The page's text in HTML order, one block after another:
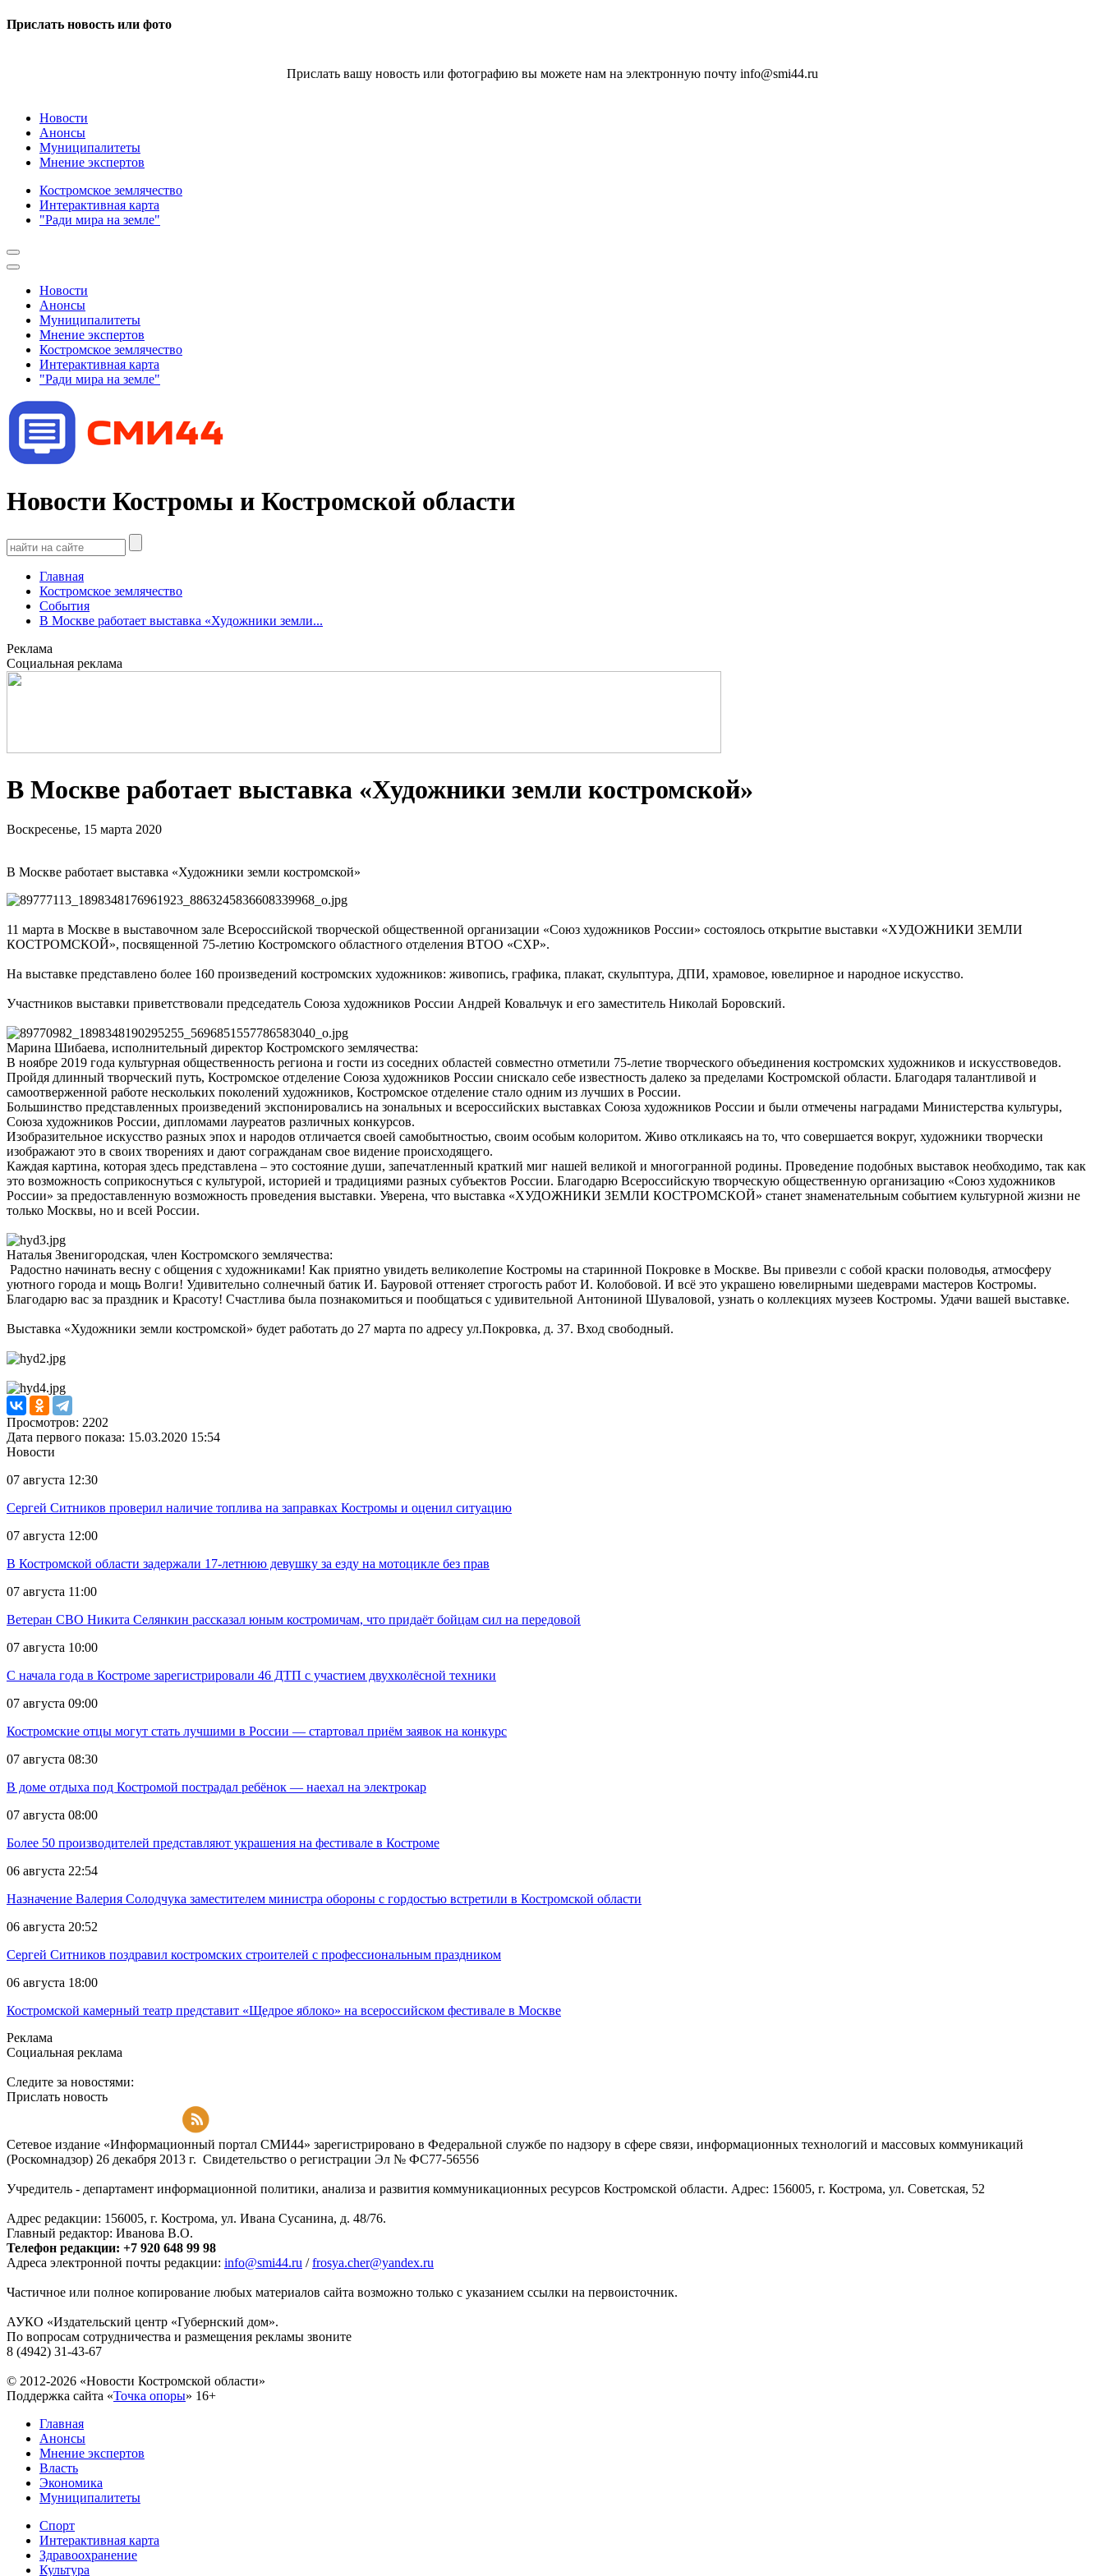
Прислать новость или фото
Прислать вашу новость или фотографию вы можете нам на электронную почту info@smi44.ru
Новости
Анонсы
Муниципалитеты
Мнение экспертов
Костромское землячество
Интерактивная карта
"Ради мира на земле"
Новости
Анонсы
Муниципалитеты
Мнение экспертов
Костромское землячество
Интерактивная карта
"Ради мира на земле"
Новости Костромы и Костромской области
Главная
Костромское землячество
События
В Москве работает выставка «Художники земли...
Реклама
Социальная реклама
В Москве работает выставка «Художники земли костромской»
Воскресенье, 15 марта 2020
В Москве работает выставка «Художники земли костромской»
11 марта в Москве в выставочном зале Всероссийской творческой общественной организации «Союз художников России» состоялось открытие выставки «ХУДОЖНИКИ ЗЕМЛИ
КОСТРОМСКОЙ», посвященной 75-летию Костромского областного отделения ВТОО «СХР».
На выставке представлено более 160 произведений костромских художников: живопись, графика, плакат, скульптура, ДПИ, храмовое, ювелирное и народное искусство.
Участников выставки приветствовали председатель Союза художников России Андрей Ковальчук и его заместитель Николай Боровский.
Марина Шибаева, исполнительный директор Костромского землячества:
В ноябре 2019 года культурная общественность региона и гости из соседних областей совместно отметили 75-летие творческого объединения костромских художников и искусствоведов.
Пройдя длинный творческий путь, Костромское отделение Союза художников России снискало себе известность далеко за пределами Костромской области. Благодаря талантливой и
самоотверженной работе нескольких поколений художников, Костромское отделение стало одним из лучших в России.
Большинство представленных произведений экспонировались на зональных и всероссийских выставках Союза художников России и были отмечены наградами Министерства культуры,
Союза художников России, дипломами лауреатов различных конкурсов.
Изобразительное искусство разных эпох и народов отличается своей самобытностью, своим особым колоритом. Живо откликаясь на то, что совершается вокруг, художники творчески
изображают это в своих творениях и дают согражданам свое видение происходящего.
Каждая картина, которая здесь представлена – это состояние души, запечатленный краткий миг нашей великой и многогранной родины. Проведение подобных выставок необходимо, так как
это возможность соприкоснуться с культурой, историей и традициями разных субъектов России. Благодарю Всероссийскую творческую общественную организацию «Союз художников
России» за предоставленную возможность проведения выставки. Уверена, что выставка «ХУДОЖНИКИ ЗЕМЛИ КОСТРОМСКОЙ» станет знаменательным событием культурной жизни не
только Москвы, но и всей России.
Наталья Звенигородская, член Костромского землячества:
Радостно начинать весну с общения с художниками! Как приятно увидеть великолепие Костромы на старинной Покровке в Москве. Вы привезли с собой краски половодья, атмосферу
уютного города и мощь Волги! Удивительно солнечный батик И. Бауровой оттеняет строгость работ И. Колобовой. И всё это украшено ювелирными шедеврами мастеров Костромы.
Благодарю вас за праздник и Красоту! Счастлива была познакомиться и пообщаться с удивительной Антониной Шуваловой, узнать о коллекциях музеев Костромы. Удачи вашей выставке.
Выставка «Художники земли костромской» будет работать до 27 марта по адресу ул.Покровка, д. 37. Вход свободный.
Просмотров: 2202
Дата первого показа: 15.03.2020 15:54
Новости
07 августа 12:30
Сергей Ситников проверил наличие топлива на заправках Костромы и оценил ситуацию
07 августа 12:00
В Костромской области задержали 17-летнюю девушку за езду на мотоцикле без прав
07 августа 11:00
Ветеран СВО Никита Селянкин рассказал юным костромичам, что придаёт бойцам сил на передовой
07 августа 10:00
С начала года в Костроме зарегистрировали 46 ДТП с участием двухколёсной техники
07 августа 09:00
Костромские отцы могут стать лучшими в России — стартовал приём заявок на конкурс
07 августа 08:30
В доме отдыха под Костромой пострадал ребёнок — наехал на электрокар
07 августа 08:00
Более 50 производителей представляют украшения на фестивале в Костроме
06 августа 22:54
Назначение Валерия Солодчука заместителем министра обороны с гордостью встретили в Костромской области
06 августа 20:52
Сергей Ситников поздравил костромских строителей с профессиональным праздником
06 августа 18:00
Костромской камерный театр представит «Щедрое яблоко» на всероссийском фестивале в Москве
Реклама
Социальная реклама
Следите за новостями:
Прислать новость
Сетевое издание «Информационный портал СМИ44» зарегистрировано в Федеральной службе по надзору в сфере связи, информационных технологий и массовых коммуникаций
(Роскомнадзор) 26 декабря 2013 г. Свидетельство о регистрации Эл № ФC77-56556
Учредитель - департамент информационной политики, анализа и развития коммуникационных ресурсов Костромской области. Адрес: 156005, г. Кострома, ул. Советская, 52
Адрес редакции: 156005, г. Кострома, ул. Ивана Сусанина, д. 48/76.
Главный редактор: Иванова В.О.
Телефон редакции: +7 920 648 99 98
Адреса электронной почты редакции: info@smi44.ru /frosya.cher@yandex.ru
Частичное или полное копирование любых материалов сайта возможно только с указанием ссылки на первоисточник.
АУКО «Издательский центр «Губернский дом».
По вопросам сотрудничества и размещения рекламы звоните
8 (4942) 31-43-67
© 2012-2026 «Новости Костромской области»
Поддержка сайта «Точка опоры» 16+
Главная
Анонсы
Мнение экспертов
Власть
Экономика
Муниципалитеты
Спорт
Интерактивная карта
Здравоохранение
Культура